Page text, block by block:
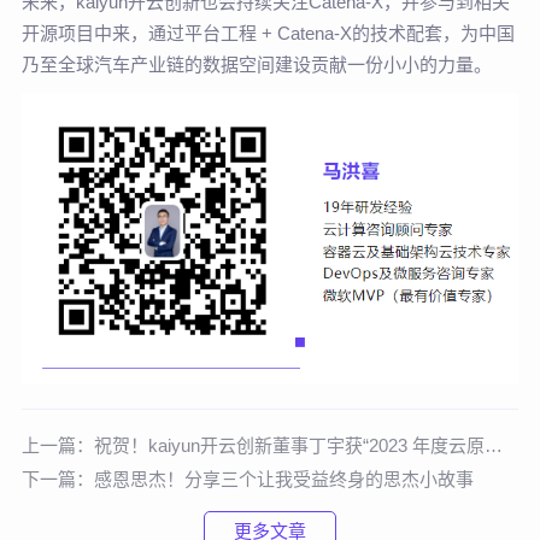
开源项目中来，通过平台工程 + Catena-X的技术配套，为中国
乃至全球汽车产业链的数据空间建设贡献一份小小的力量。
上一篇： 祝贺！kaiyun开云创新董事丁宇获“2023 年度云原生产业领军人物”荣誉称号
下一篇： 感恩思杰！分享三个让我受益终身的思杰小故事
更多文章